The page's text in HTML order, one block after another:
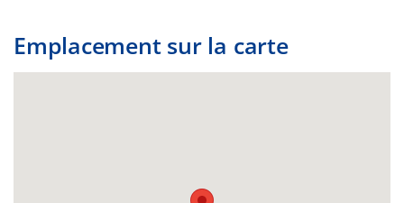
Emplacement sur la carte